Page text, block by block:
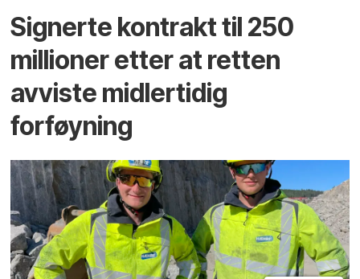
Signerte kontrakt til 250
millioner etter at retten
avviste midlertidig
forføyning